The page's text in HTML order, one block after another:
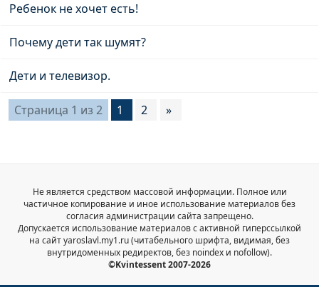
Ребенок не хочет есть!
Почему дети так шумят?
Дети и телевизор.
Страница 1 из 2 1 2 »
Не является средством массовой информации. Полное или
частичное копирование и иное использование материалов без
согласия администрации сайта запрещено.
Допускается использование материалов с активной гиперссылкой
на сайт yaroslavl.my1.ru (читабельного шрифта, видимая, без
внутридоменных редиректов, без noindex и nofollow).
©Kvintessent 2007-2026